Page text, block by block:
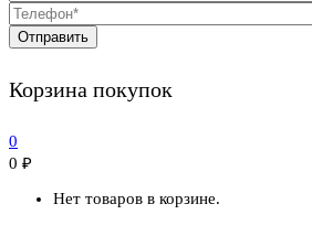
Корзина покупок
0
0 ₽
Нет товаров в корзине.